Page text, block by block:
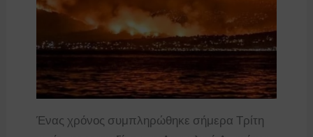
Ένας χρόνος συμπληρώθηκε σήμερα Τρίτη